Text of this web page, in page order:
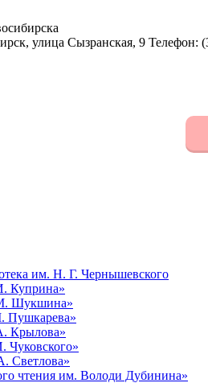
улица Сызранская, 9 Телефон:
им. Н. Г. Чернышевского
Куприна»
Шукшина»
Пушкарева»
Крылова»
Чуковского»
Светлова»
чтения им. Володи Дубинина»